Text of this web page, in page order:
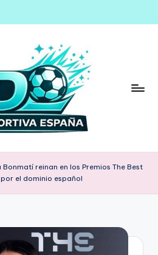
reinan en los Premios The Best
el dominio español